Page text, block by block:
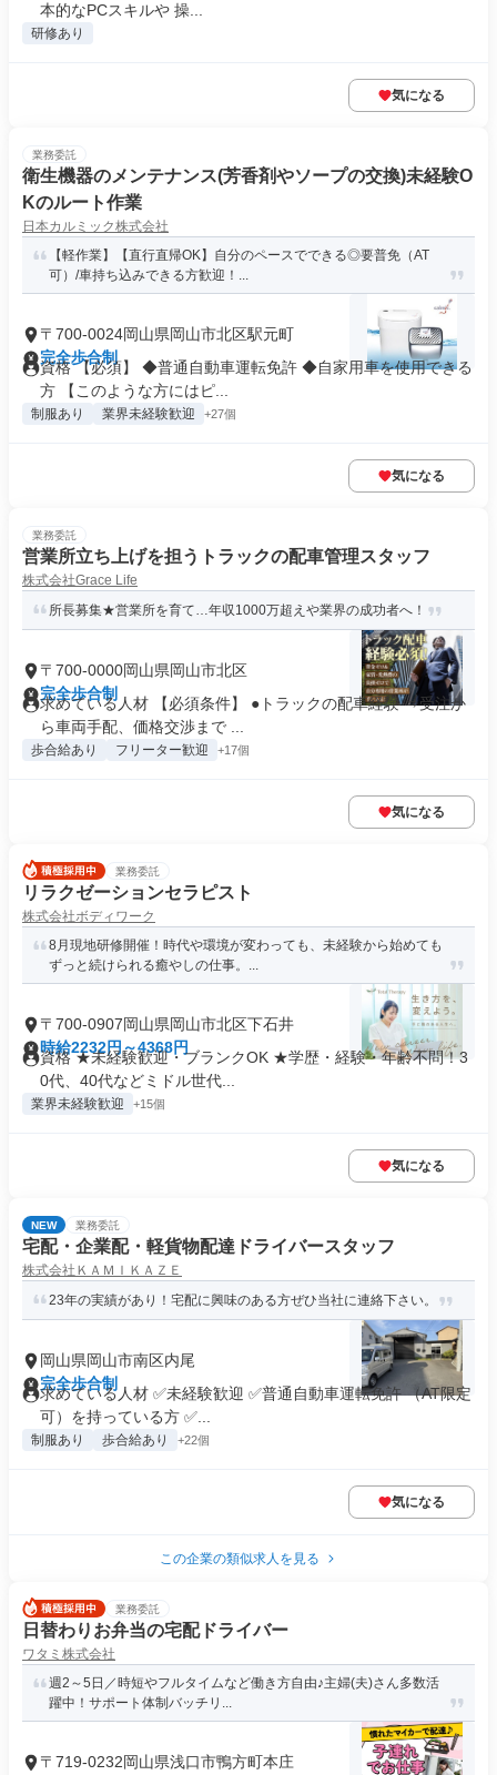
本的なPCスキルや 操...
研修あり
気になる
業務委託
衛生機器のメンテナンス(芳香剤やソープの交換)未経験O
Kのルート作業
日本カルミック株式会社
【軽作業】【直行直帰OK】自分のペースでできる◎要普免（AT
可）/車持ち込みできる方歓迎！...
〒700-0024岡山県岡山市北区駅元町
完全歩合制
資格 【必須】 ◆普通自動車運転免許 ◆自家用車を使用できる
方 【このような方にはピ...
制服あり 業界未経験歓迎 +27個
気になる
業務委託
営業所立ち上げを担うトラックの配車管理スタッフ
株式会社Grace Life
所長募集★営業所を育て…年収1000万超えや業界の成功者へ！
〒700-0000岡山県岡山市北区
完全歩合制
求めている人材 【必須条件】 ●トラックの配車経験 ⇒受注か
ら車両手配、価格交渉まで ...
歩合給あり フリーター歓迎 +17個
気になる
業務委託
リラクゼーションセラピスト
株式会社ボディワーク
8月現地研修開催！時代や環境が変わっても、未経験から始めても
ずっと続けられる癒やしの仕事。...
〒700-0907岡山県岡山市北区下石井
時給2232円～4368円
資格 ★未経験歓迎・ブランクOK ★学歴・経験・年齢不問！3
0代、40代などミドル世代...
業界未経験歓迎 +15個
気になる
NEW 業務委託
宅配・企業配・軽貨物配達ドライバースタッフ
株式会社ＫＡＭＩＫＡＺＥ
23年の実績があり！宅配に興味のある方ぜひ当社に連絡下さい。
岡山県岡山市南区内尾
完全歩合制
求めている人材 ✅未経験歓迎 ✅普通自動車運転免許 （AT限定
可）を持っている方 ✅...
制服あり 歩合給あり +22個
気になる
この企業の類似求人を見る
業務委託
日替わりお弁当の宅配ドライバー
ワタミ株式会社
週2～5日／時短やフルタイムなど働き方自由♪主婦(夫)さん多数活
躍中！サポート体制バッチリ...
〒719-0232岡山県浅口市鴨方町本庄